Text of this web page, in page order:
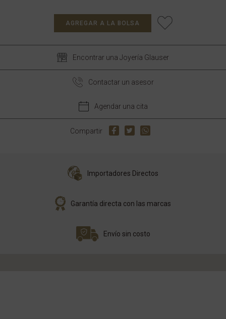
AGREGAR A LA BOLSA
Encontrar una Joyería Glauser
Contactar un asesor
Agendar una cita
Compartir
Importadores Directos
Garantía directa con las marcas
Envío sin costo